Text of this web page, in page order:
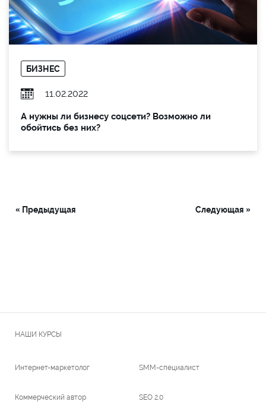
БИЗНЕС
11.02.2022
А нужны ли бизнесу соцсети? Возможно ли
обойтись без них?
« Предыдущая Следующая »
НАШИ КУРСЫ
Интернет-маркетолог SMM-специалист
Коммерческий автор SEO 2.0